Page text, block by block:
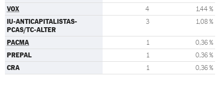
VOX 4 1,44 %
IU-ANTICAPITALISTAS-
PCAS/TC-ALTER
3 1,08 %
PACMA 1 0,36 %
PREPAL 1 0,36 %
CRA 1 0,36 %